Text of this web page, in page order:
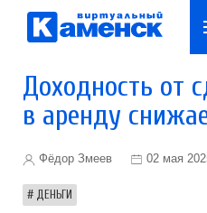
Доходность от
в аренду
Фёдор Змеев 02 мая
ДЕНЬГИ